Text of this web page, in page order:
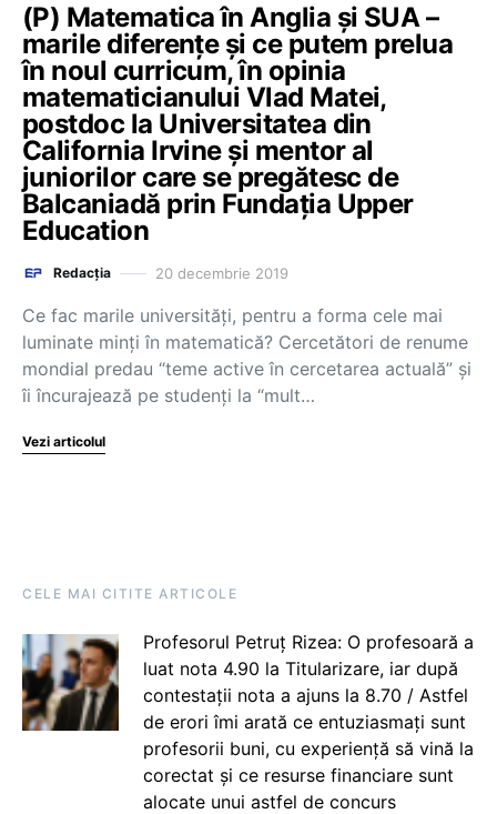
(P) Matematica în Anglia și SUA –
marile diferențe și ce putem prelua
în noul curricum, în opinia
matematicianului Vlad Matei,
postdoc la Universitatea din
California Irvine și mentor al
juniorilor care se pregătesc de
Balcaniadă prin Fundația Upper
Education
Redacția 20 decembrie 2019
Ce fac marile universități, pentru a forma cele mai
luminate minți în matematică? Cercetători de renume
mondial predau “teme active în cercetarea actuală” și
îi încurajează pe studenți la “mult…
Vezi articolul
CELE MAI CITITE ARTICOLE
Profesorul Petruț Rizea: O profesoară a
luat nota 4.90 la Titularizare, iar după
contestații nota a ajuns la 8.70 / Astfel
de erori îmi arată ce entuziasmați sunt
profesorii buni, cu experiență să vină la
corectat și ce resurse financiare sunt
alocate unui astfel de concurs